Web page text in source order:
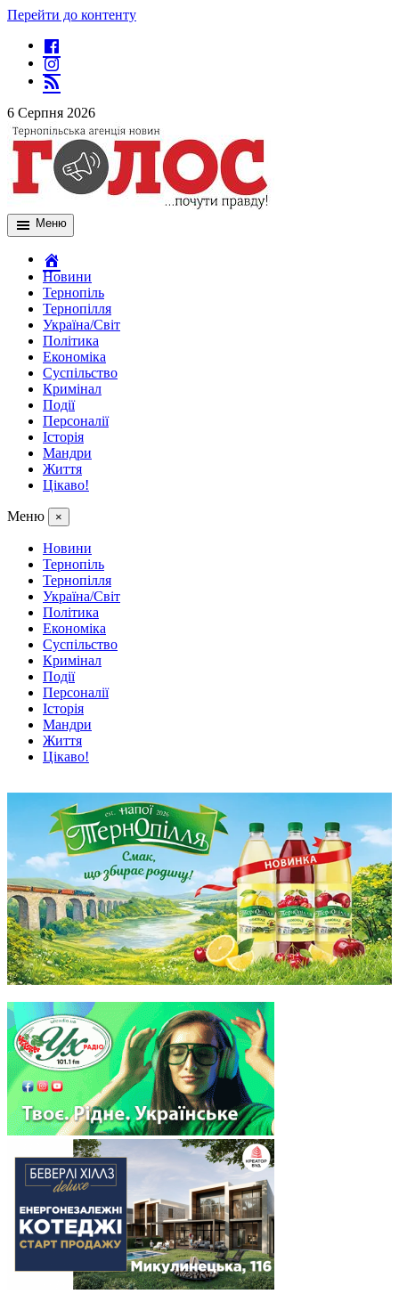
Перейти до контенту
6 Серпня 2026
Меню
Новини
Тернопіль
Тернопілля
Україна/Світ
Політика
Економіка
Суспільство
Кримінал
Події
Персоналії
Історія
Мандри
Життя
Цікаво!
Меню ×
Новини
Тернопіль
Тернопілля
Україна/Світ
Політика
Економіка
Суспільство
Кримінал
Події
Персоналії
Історія
Мандри
Життя
Цікаво!